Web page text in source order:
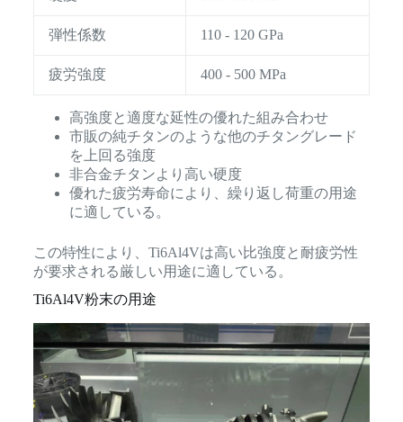
弾性係数 110 - 120 GPa
疲労強度 400 - 500 MPa
高強度と適度な延性の優れた組み合わせ
市販の純チタンのような他のチタングレード
を上回る強度
非合金チタンより高い硬度
優れた疲労寿命により、繰り返し荷重の用途
に適している。
この特性により、Ti6Al4Vは高い比強度と耐疲労性
が要求される厳しい用途に適している。
Ti6Al4V粉末の用途